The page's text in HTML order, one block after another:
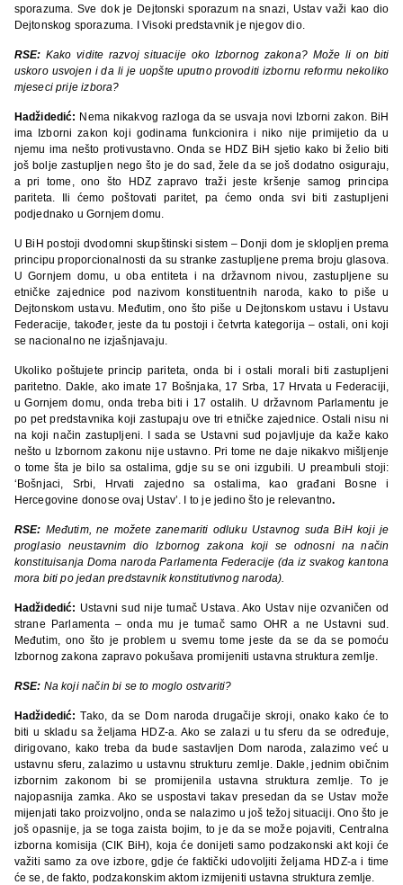
sporazuma. Sve dok je Dejtonski sporazum na snazi, Ustav važi kao dio
Dejtonskog sporazuma. I Visoki predstavnik je njegov dio.
RSE: Kako vidite razvoj situacije oko Izbornog zakona? Može li on biti
uskoro usvojen i da li je uopšte uputno provoditi izbornu reformu nekoliko
mjeseci prije izbora?
Hadžidedić: Nema nikakvog razloga da se usvaja novi Izborni zakon. BiH
ima Izborni zakon koji godinama funkcionira i niko nije primijetio da u
njemu ima nešto protivustavno. Onda se HDZ BiH sjetio kako bi želio biti
još bolje zastupljen nego što je do sad, žele da se još dodatno osiguraju,
a pri tome, ono što HDZ zapravo traži jeste kršenje samog principa
pariteta. Ili ćemo poštovati paritet, pa ćemo onda svi biti zastupljeni
podjednako u Gornjem domu.
U BiH postoji dvodomni skupštinski sistem – Donji dom je sklopljen prema
principu proporcionalnosti da su stranke zastupljene prema broju glasova.
U Gornjem domu, u oba entiteta i na državnom nivou, zastupljene su
etničke zajednice pod nazivom konstituentnih naroda, kako to piše u
Dejtonskom ustavu. Međutim, ono što piše u Dejtonskom ustavu i Ustavu
Federacije, također, jeste da tu postoji i četvrta kategorija – ostali, oni koji
se nacionalno ne izjašnjavaju.
Ukoliko poštujete princip pariteta, onda bi i ostali morali biti zastupljeni
paritetno. Dakle, ako imate 17 Bošnjaka, 17 Srba, 17 Hrvata u Federaciji,
u Gornjem domu, onda treba biti i 17 ostalih. U državnom Parlamentu je
po pet predstavnika koji zastupaju ove tri etničke zajednice. Ostali nisu ni
na koji način zastupljeni. I sada se Ustavni sud pojavljuje da kaže kako
nešto u Izbornom zakonu nije ustavno. Pri tome ne daje nikakvo mišljenje
o tome šta je bilo sa ostalima, gdje su se oni izgubili. U preambuli stoji:
‘Bošnjaci, Srbi, Hrvati zajedno sa ostalima, kao građani Bosne i
Hercegovine donose ovaj Ustav’. I to je jedino što je relevantno.
RSE: Međutim, ne možete zanemariti odluku Ustavnog suda BiH koji je
proglasio neustavnim dio Izbornog zakona koji se odnosni na način
konstituisanja Doma naroda Parlamenta Federacije (da iz svakog kantona
mora biti po jedan predstavnik konstitutivnog naroda).
Hadžidedić: Ustavni sud nije tumač Ustava. Ako Ustav nije ozvaničen od
strane Parlamenta – onda mu je tumač samo OHR a ne Ustavni sud.
Međutim, ono što je problem u svemu tome jeste da se da se pomoću
Izbornog zakona zapravo pokušava promijeniti ustavna struktura zemlje.
RSE: Na koji način bi se to moglo ostvariti?
Hadžidedić:Tako, da se Dom naroda drugačije skroji, onako kako će to
biti u skladu sa željama HDZ-a. Ako se zalazi u tu sferu da se određuje,
dirigovano, kako treba da bude sastavljen Dom naroda, zalazimo već u
ustavnu sferu, zalazimo u ustavnu strukturu zemlje. Dakle, jednim običnim
izbornim zakonom bi se promijenila ustavna struktura zemlje. To je
najopasnija zamka. Ako se uspostavi takav presedan da se Ustav može
mijenjati tako proizvoljno, onda se nalazimo u još težoj situaciji. Ono što je
još opasnije, ja se toga zaista bojim, to je da se može pojaviti, Centralna
izborna komisija (CIK BiH), koja će donijeti samo podzakonski akt koji će
važiti samo za ove izbore, gdje će faktički udovoljiti željama HDZ-a i time
će se, de fakto, podzakonskim aktom izmijeniti ustavna struktura zemlje.